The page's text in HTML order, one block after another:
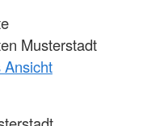
Musterstadt
Ansicht